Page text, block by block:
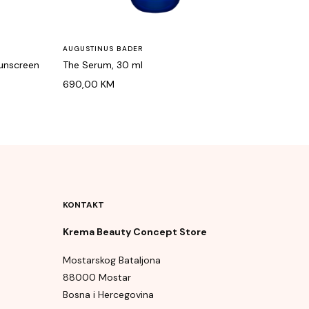
AUGUSTINUS BADER
The Serum, 30 ml
690,00 KM
KONTAKT
Krema Beauty Concept Store
Mostarskog Bataljona
88000 Mostar
Bosna i Hercegovina